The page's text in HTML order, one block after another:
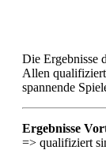
Die Ergebnisse
Allen
spannende
Ergebnisse
=> qualifiziert